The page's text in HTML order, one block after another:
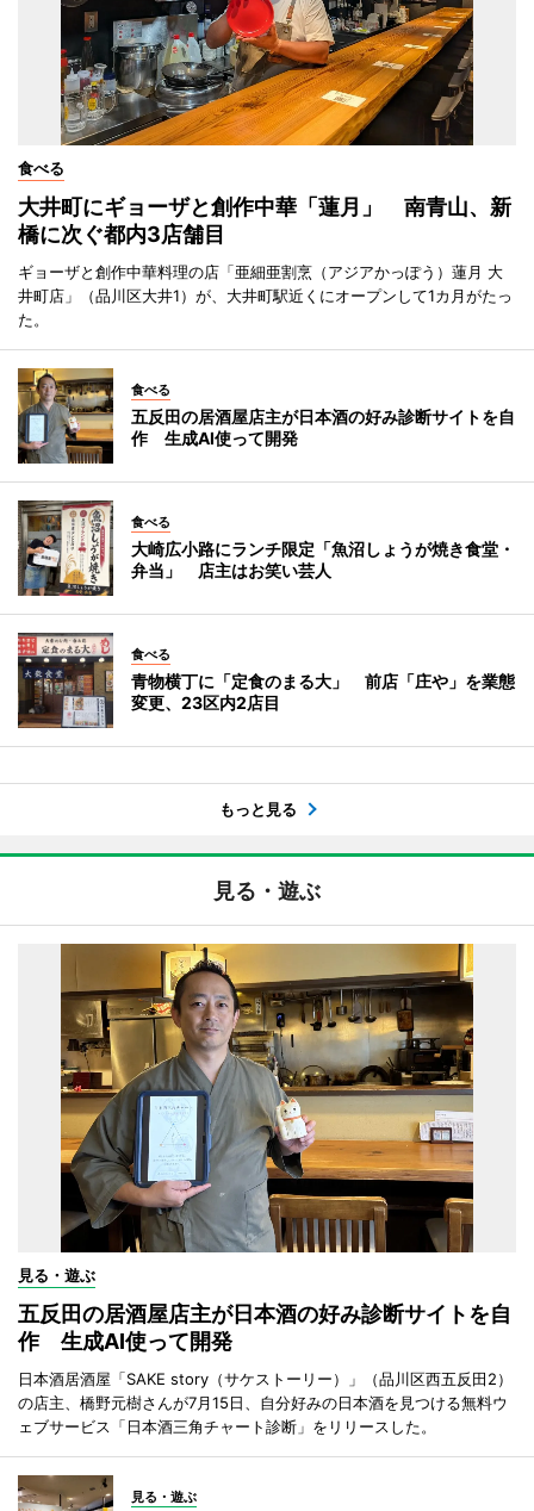
食べる
大井町にギョーザと創作中華「蓮月」 南青山、新
橋に次ぐ都内3店舗目
ギョーザと創作中華料理の店「亜細亜割烹（アジアかっぽう）蓮月 大
井町店」（品川区大井1）が、大井町駅近くにオープンして1カ月がたっ
た。
食べる
五反田の居酒屋店主が日本酒の好み診断サイトを自
作 生成AI使って開発
食べる
大崎広小路にランチ限定「魚沼しょうが焼き食堂・
弁当」 店主はお笑い芸人
食べる
青物横丁に「定食のまる大」 前店「庄や」を業態
変更、23区内2店目
もっと見る
見る・遊ぶ
見る・遊ぶ
五反田の居酒屋店主が日本酒の好み診断サイトを自
作 生成AI使って開発
日本酒居酒屋「SAKE story（サケストーリー）」（品川区西五反田2）
の店主、橋野元樹さんが7月15日、自分好みの日本酒を見つける無料ウ
ェブサービス「日本酒三角チャート診断」をリリースした。
見る・遊ぶ